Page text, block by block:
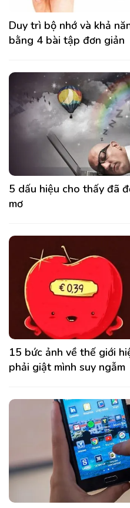
Duy trì bộ nhớ và khả
bằng 4 bài tập đơn giản
5 dấu hiệu cho thấy đã
mơ
15 bức ảnh về thế giới
phải giật mình suy ngẫm